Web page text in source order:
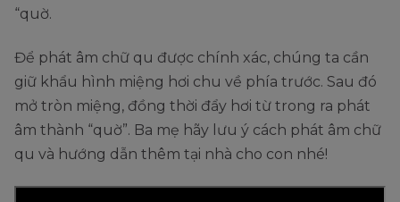
“quờ.
Để phát âm chữ qu được chính xác, chúng ta cần
giữ khẩu hình miệng hơi chu về phía trước. Sau đó
mở tròn miệng, đồng thời đẩy hơi từ trong ra phát
âm thành “quờ”. Ba mẹ hãy lưu ý cách phát âm chữ
qu và hướng dẫn thêm tại nhà cho con nhé!